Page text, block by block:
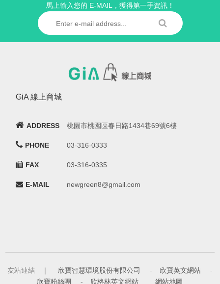
馬上輸入您的 E-MAIL，獲得第一手資訊！
GiA 線上商城
ADDRESS 桃園市桃園區春日路1434巷69號6樓
PHONE 03-316-0333
FAX 03-316-0335
E-MAIL newgreen8@gmail.com
友站連結 ｜ 欣寶智慧環境股份有限公司 - 欣寶英文網站
-
欣寶粉絲團
- 欣格林英文網站 網站地圖